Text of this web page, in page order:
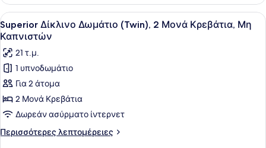
Δωμάτιο
(Twin),
Μη
Καπνιστών
Προβολή
όλων
των
φωτογραφιών
για
Superior
Δίκλινο
Δωμάτιο
(Twin),
2
Ένα δωμάτιο ξενοδοχείου με δύο
5
Superior Δίκλινο Δωμάτιο (Twin), 2 Μονά Κρεβάτια, Μη
Καπνιστών
21 τ.μ.
1 υπνοδωμάτιο
Για 2 άτομα
2 Μονά Κρεβάτια
Δωρεάν ασύρματο ίντερνετ
Περισσότερες λεπτομέρειες
Περισσότερες